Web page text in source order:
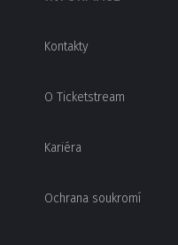
Kontakty
O Ticketstream
Kariéra
Ochrana soukromí